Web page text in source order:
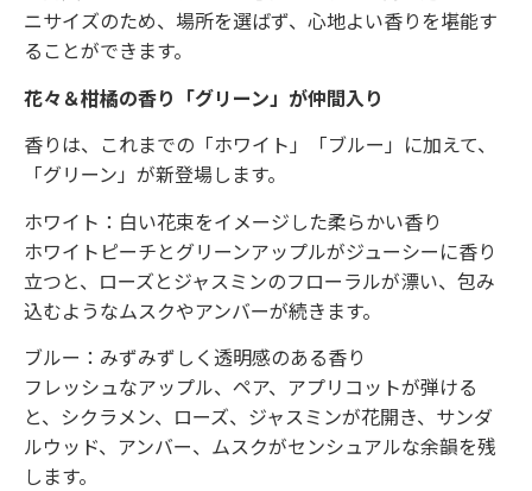
ニサイズのため、場所を選ばず、心地よい香りを堪能す
ることができます。
花々＆柑橘の香り「グリーン」が仲間入り
香りは、これまでの「ホワイト」「ブルー」に加えて、
「グリーン」が新登場します。
ホワイト：白い花束をイメージした柔らかい香り
ホワイトピーチとグリーンアップルがジューシーに香り
立つと、ローズとジャスミンのフローラルが漂い、包み
込むようなムスクやアンバーが続きます。
ブルー：みずみずしく透明感のある香り
フレッシュなアップル、ペア、アプリコットが弾ける
と、シクラメン、ローズ、ジャスミンが花開き、サンダ
ルウッド、アンバー、ムスクがセンシュアルな余韻を残
します。